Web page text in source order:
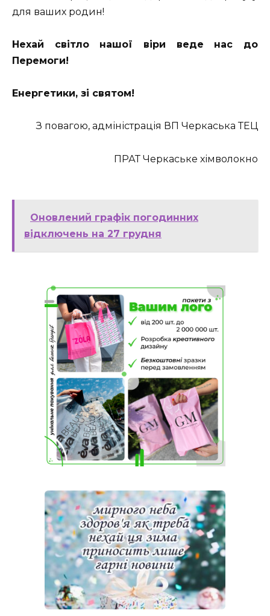
для ваших родин!
Нехай світло нашої віри веде нас до
Перемоги!
Енергетики, зі святом!
З повагою, адміністрація ВП Черкаська ТЕЦ
ПРАТ Черкаське хімволокно
Оновлений графік погодинних
відключень на 27 грудня